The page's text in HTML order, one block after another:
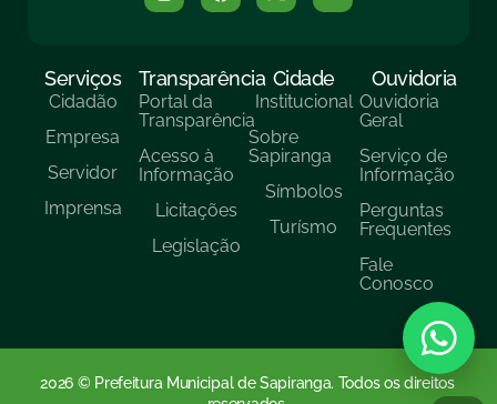
Serviços
Cidadão
Empresa
Servidor
Imprensa
Transparência
Portal da
Transparência
Acesso à
Informação
Licitações
Legislação
Cidade
Institucional
Sobre
Sapiranga
Símbolos
Turísmo
Ouvidoria
Ouvidoria
Geral
Serviço de
Informação
Perguntas
Frequentes
Fale
Conosco
2026 © Prefeitura Municipal de Sapiranga. Todos os direitos